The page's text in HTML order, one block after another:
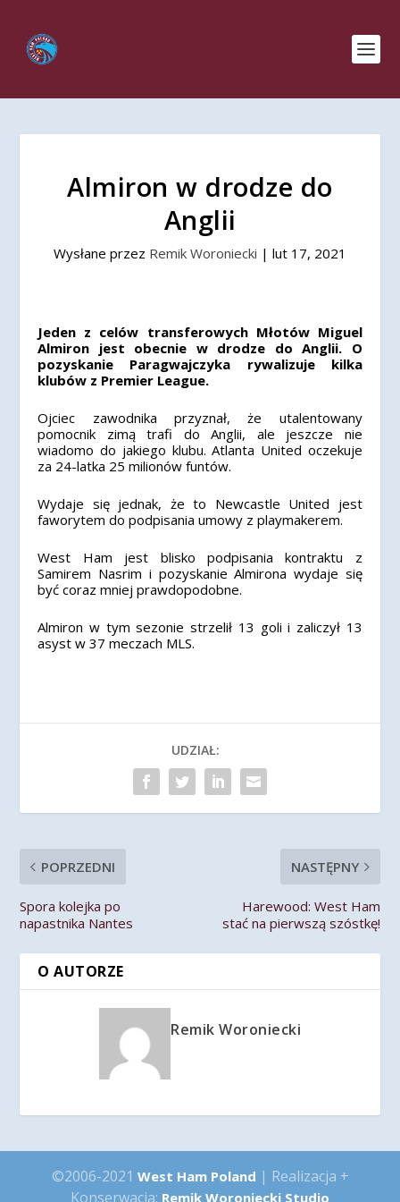
Almiron w drodze do
Anglii
Wysłane przez Remik Woroniecki | lut 17, 2021
Jeden z celów transferowych Młotów Miguel
Almiron jest obecnie w drodze do Anglii. O
pozyskanie Paragwajczyka rywalizuje kilka
klubów z Premier League.
Ojciec zawodnika przyznał, że utalentowany
pomocnik zimą trafi do Anglii, ale jeszcze nie
wiadomo do jakiego klubu. Atlanta United oczekuje
za 24-latka 25 milionów funtów.
Wydaje się jednak, że to Newcastle United jest
faworytem do podpisania umowy z playmakerem.
West Ham jest blisko podpisania kontraktu z
Samirem Nasrim i pozyskanie Almirona wydaje się
być coraz mniej prawdopodobne.
Almiron w tym sezonie strzelił 13 goli i zaliczył 13
asyst w 37 meczach MLS.
UDZIAŁ:
POPRZEDNI
Spora kolejka po
napastnika Nantes
NASTĘPNY
Harewood: West Ham
stać na pierwszą szóstkę!
O AUTORZE
Remik Woroniecki
©2006-2021 West Ham Poland | Realizacja +
Konserwacja: Remik Woroniecki Studio